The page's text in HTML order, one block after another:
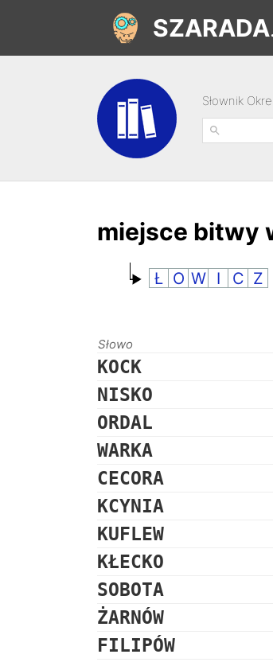
SZARADA
Słownik
miejsce bitwy
Ł O W I C Z
Słowo
KOCK
NISKO
ORDAL
WARKA
CECORA
KCYNIA
KUFLEW
KŁECKO
SOBOTA
ŻARNÓW
FILIPÓW